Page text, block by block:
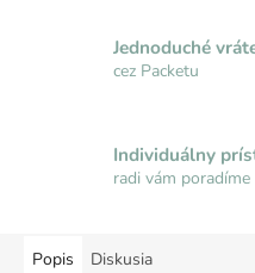
Jednoduché
cez Packetu
Individuálny
radi vám poradíme
Popis Diskusia